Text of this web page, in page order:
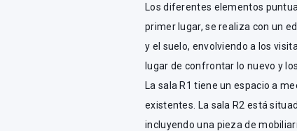
Los diferentes elementos
primer lugar, se realiza con un
y el suelo, envolviendo a los
lugar de confrontar lo nuevo y
La sala R1 tiene un espacio a
existentes. La sala R2 está
incluyendo una pieza de